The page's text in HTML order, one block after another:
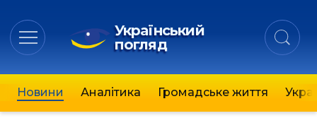
Український
погляд
Новини Аналітика Громадське життя